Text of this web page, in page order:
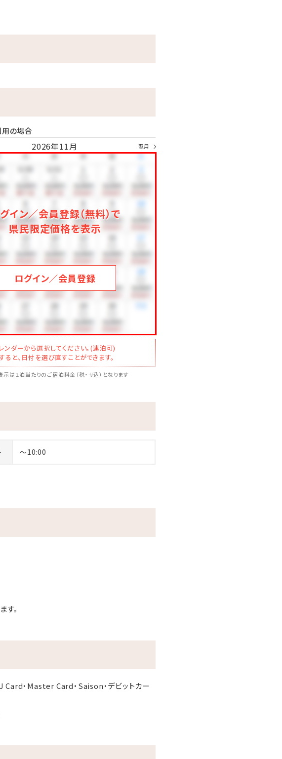
間。
の場合
2026年11月 翌月
イン／会員登録（無料）で
県民限定価格を表示
ログイン／会員登録
ンダーから選択してください。(連泊可)
ると、日付を選び直すことができます。
は１泊当たりのご宿泊料金（税・サ込）となります
～10:00
。
Card・Master Card・Saison・デビットカー